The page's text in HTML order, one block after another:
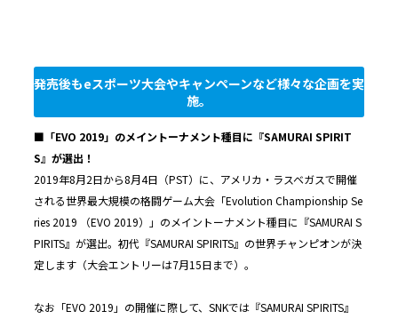
発売後もeスポーツ大会やキャンペーンなど様々な企画を実
施。
■「EVO 2019」のメイントーナメント種目に『SAMURAI SPIRIT
S』が選出！
2019年8月2日から8月4日（PST）に、アメリカ・ラスベガスで開催
される世界最大規模の格闘ゲーム大会「Evolution Championship Se
ries 2019 （EVO 2019）」のメイントーナメント種目に『SAMURAI S
PIRITS』が選出。初代『SAMURAI SPIRITS』の世界チャンピオンが決
定します（大会エントリーは7月15日まで）。
なお「EVO 2019」の開催に際して、SNKでは『SAMURAI SPIRITS』